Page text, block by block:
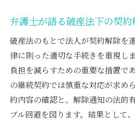
弁護士が語る破産法下の契
破産法のもとで法人が契約解除を
律に則った適切な手続きを重視し
負担を減らすための重要な措置で
の継続契約では慎重な対応が求め
約内容の確認と、解除通知の法的
ブル回避を図ります。結果として